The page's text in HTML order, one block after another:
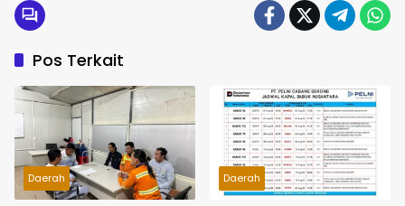
Pos Terkait
Daerah Daerah